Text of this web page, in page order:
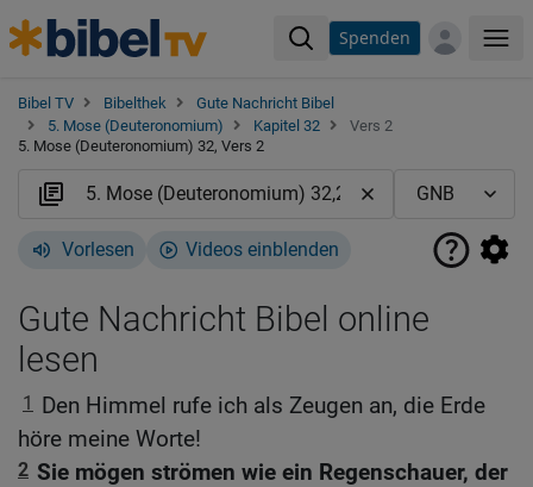
Spenden
Bibel TV Bibelthek
Gute Nachricht Bibel
5. Mose (Deuteronomium)
Kapitel 32
Vers 2
5. Mose (Deuteronomium) 32, Vers 2
Vorlesen Videos einblenden
Gute Nachricht Bibel online
lesen
1 Den Himmel rufe ich als Zeugen an, die Erde
höre meine Worte!
2 Sie mögen strömen wie ein Regenschauer, der